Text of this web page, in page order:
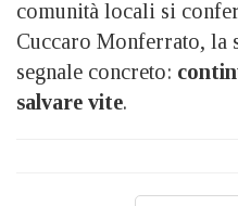
comunità locali si
Cuccaro Monferrato, la
segnale concreto:
salvare vite.